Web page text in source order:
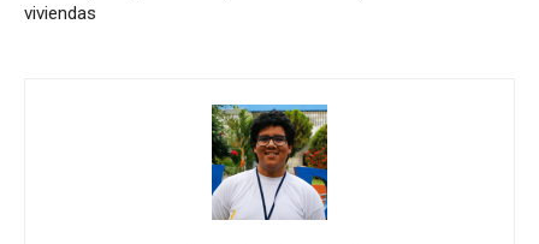
viviendas